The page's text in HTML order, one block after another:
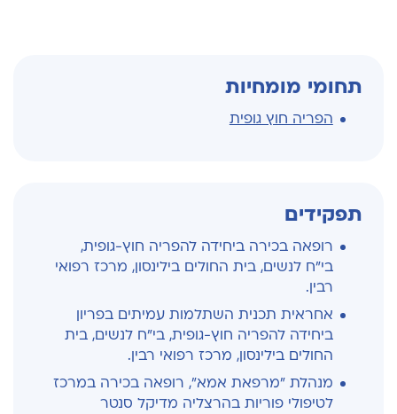
תחומי מומחיות
הפריה חוץ גופית
תפקידים
רופאה בכירה ביחידה להפריה חוץ-גופית,
בי"ח לנשים, בית החולים בילינסון, מרכז רפואי
רבין.
אחראית תכנית השתלמות עמיתים בפריון
ביחידה להפריה חוץ-גופית, בי"ח לנשים, בית
החולים בילינסון, מרכז רפואי רבין.
מנהלת "מרפאת אמא", רופאה בכירה במרכז
לטיפולי פוריות בהרצליה מדיקל סנטר